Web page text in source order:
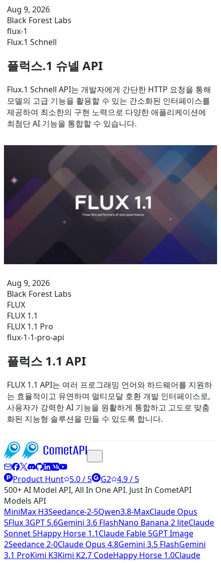
Aug 9, 2026
Black Forest Labs
flux-1
Flux.1 Schnell
플럭스.1 슈넬 API
Flux.1 Schnell API는 개발자에게 간단한 HTTP 요청을 통해
모델의 고급 기능을 활용할 수 있는 간소화된 인터페이스를
제공하여 최소한의 구현 노력으로 다양한 애플리케이션에
최첨단 AI 기능을 통합할 수 있습니다.
Aug 9, 2026
Black Forest Labs
FLUX
FLUX 1.1
FLUX 1.1 Pro
flux-1-1-pro-api
플럭스 1.1 API
FLUX 1.1 API는 여러 프로그래밍 언어와 하드웨어를 지원하
는 효율적이고 유연하며 멀티모달 호환 개발 인터페이스로,
사용자가 강력한 AI 기능을 원활하게 통합하고 고도로 맞춤
화된 지능형 솔루션을 만들 수 있도록 합니다.
Product Hunt 5.0 / 5 G2 4.9 / 5
500+ AI Model API, All In One API. Just In CometAPI
Models API
MiniMax H3Seedance-2-5Qwen3.8-MaxClaude Opus
5Flux 3GPT 5.6Gemini 3.6 FlashNano Banana 2 liteClaude
Sonnet 5Happy Horse 1.1Claude Fable 5GPT Image
2Seedance 2-0Claude Opus 4.8Gemini 3.5 FlashGemini
3.1 ProKimi K3Kimi K2.7 CodeHappy Horse 1.0Claude